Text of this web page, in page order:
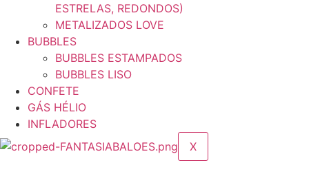
ESTRELAS, REDONDOS)
METALIZADOS LOVE
BUBBLES
BUBBLES ESTAMPADOS
BUBBLES LISO
CONFETE
GÁS HÉLIO
INFLADORES
X